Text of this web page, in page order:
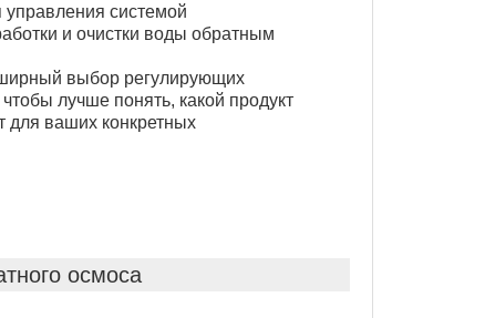
системой
и очистки воды обратным
выбор регулирующих
лучше понять, какой продукт
для ваших конкретных
осмоса